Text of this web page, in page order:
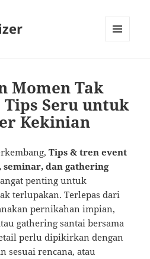
Momen Tak
Seru untuk
Kekinian
Tips & tren event
dan gathering
penting untuk
terlupakan. Terlepas dari
pernikahan impian,
gathering santai bersama
perlu dipikirkan dengan
sesuai rencana, atau